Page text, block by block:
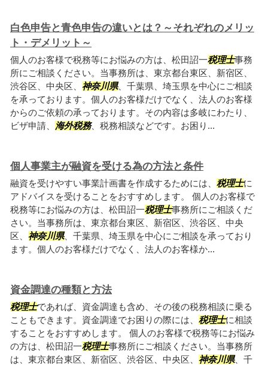
白色申告と青色申告の違いとは？～それぞれのメリッ
ト・デメリット～
個人のお客様で税務等にお悩みの方は、松田詔一税理士事務
所にご相談ください。当事務所は、東京都台東区、新宿区、
渋谷区、中央区、 神奈川県、千葉県、埼玉県を中心にご相談
を承っております。個人のお客様だけでなく、法人のお客様
からのご依頼の承っております。その内容は多岐にわたり、
ビザ申請、 海外税務、税務相談などです。お困り...
個人事業主が融資を受ける為の方法と条件
融資を受けやすい事業計画書を作成するためには、 税理士に
アドバイスを受けることをおすすめします。 個人のお客様で
税務等にお悩みの方は、松田詔一税理士事務所にご相談くだ
さい。当事務所は、東京都台東区、新宿区、渋谷区、中央
区、 神奈川県、千葉県、埼玉県を中心にご相談を承っており
ます。個人のお客様だけでなく、法人のお客様か...
資金調達の種類と方法
税理士であれば、資金調達も含め、その後の税務相談に乗る
こともできます。資金調達でお困りの際には、 税理士に相談
することをおすすめします。 個人のお客様で税務等にお悩み
の方は、松田詔一税理士事務所にご相談ください。当事務所
は、東京都台東区、新宿区、渋谷区、中央区、 神奈川県、千